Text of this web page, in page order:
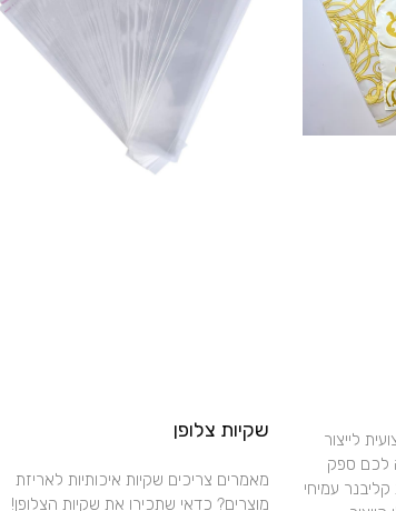
לייצור
לכם ספק
עמיחי
שקיות צלופן
מאמרים צריכים שקיות איכותיות לאריזת
מוצרים? כדאי שתכירו את שקיות הצלופן!